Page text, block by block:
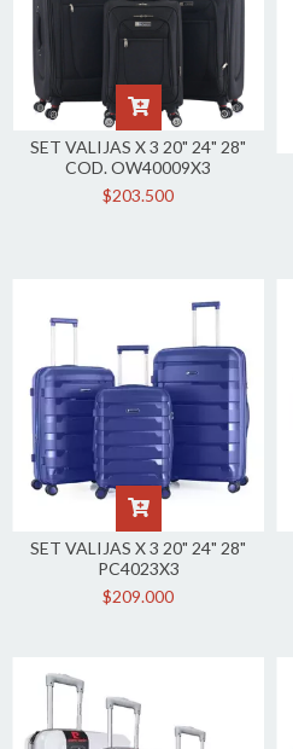
SET VALIJAS X 3 20" 24" 28"
COD. OW40009X3
$203.500
SET VALIJAS X 3 20" 24" 28"
PC4023X3
$209.000